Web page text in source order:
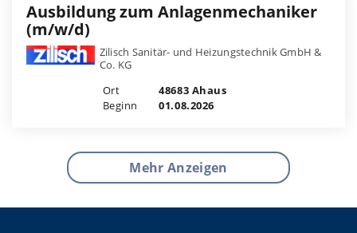
Ausbildung zum Anlagenmechaniker
(m/w/d)
Zilisch Sanitär- und Heizungstechnik GmbH &
Co. KG
Ort
48683 Ahaus
Beginn
01.08.2026
Mehr Anzeigen